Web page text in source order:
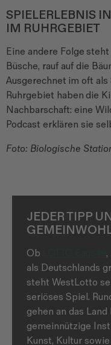
SPIELERLEBNIS
IM RUHRGEBIET
Eine andere Folge steht
Büsche, rauf auf die
Ausgerechnet im oft als
Ruhrgebiet haben die
Nachbarschaft: eine
Podcast erklären sie
Foto: Biologische
JEDER TIPP
Ob ,
als Deutschlands
steht WestLotto
seriöses Spiel.
gehen an das Land
gemeinnützige
Kunst, Kultur